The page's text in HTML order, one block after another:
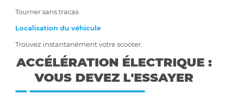
Tourner sans tracas.
Localisation du véhicule
Trouvez instantanément votre scooter.
ACCÉLÉRATION ÉLECTRIQUE :
VOUS DEVEZ L'ESSAYER